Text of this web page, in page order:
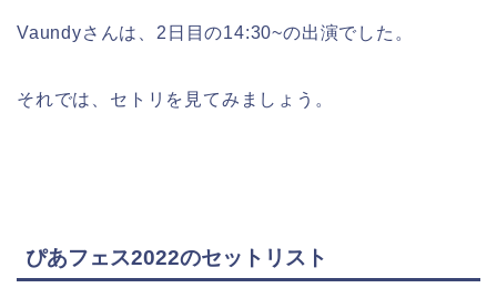
Vaundyさんは、2日目の14:30~の出演でした。
それでは、セトリを見てみましょう。
ぴあフェス2022のセットリスト